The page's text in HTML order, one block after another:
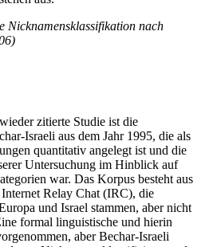
Nicknamensklassifikation nach
zitierte Studie ist die
Israeli aus dem Jahr 1995, die als
quantitativ angelegt ist und die
Untersuchung im Hinblick auf
war. Das Korpus besteht aus
Relay Chat (IRC), die
und Israel stammen, aber nicht
formal linguistische und hierin
aber Bechar-Israeli